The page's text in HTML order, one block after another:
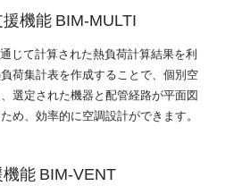
機能 BIM-MULTI
じて計算された熱負荷計算結果を利
荷集計表を作成することで、個別空
選定された機器と配管経路が平面図
め、効率的に空調設計ができます。
能 BIM-VENT